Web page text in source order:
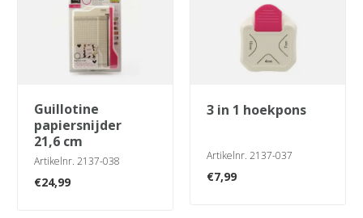
guillotine
papiersnijder
21,6 cm
Artikelnr. 2137-038
€24,99
3 in 1 hoekpons
Artikelnr. 2137-037
€7,99